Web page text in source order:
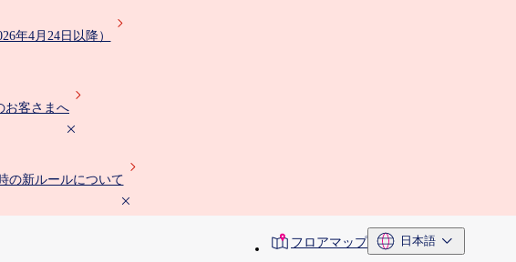
年4月24日以降）
お客さまへ
の新ルールについて
toolbarフロアマップ 日本語